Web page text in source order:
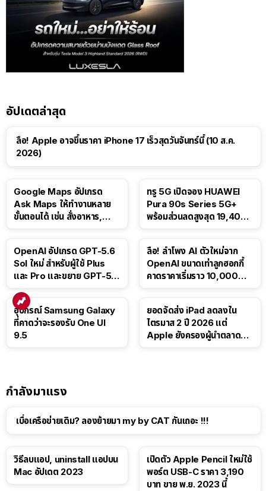
อัปเดตล่าสุด
ลือ! Apple อาจขึ้นราคา iPhone 17 เร็วสุดวันจันทร์นี้ (10 ส.ค.
2026)
Google Maps อัปเกรด
Ask Maps ให้ทำงานหลาย
ขั้นตอนได้ เช่น สั่งอาหาร,
ทรู 5G เปิดจอง HUAWEI
Pura 90s Series 5G+
พร้อมส่วนลดสูงสุด 19,400
OpenAI อัปเกรด GPT-5.6
Sol ใหม่ สำหรับผู้ใช้ Plus
และ Pro และขยาย GPT-5.6
ลือ! ลำโพง AI ตัวใหม่จาก
OpenAI ขนาดเท่าลูกฮอกกี้
คาดราคาเริ่มราว 10,000
อุปกรณ์ Samsung Galaxy
ที่คาดว่าจะรองรับ One UI
9.5
ยอดจัดส่ง iPad ลดลงใน
ไตรมาส 2 ปี 2026 แต่
Apple ยังครองผู้นำตลาด
กำลังมาแรง
เบื่อเครือข่ายเดิม? ลองย้ายมา my by CAT กันเถอะ !!!
วิธีลบแอป, uninstall แอปบน
Mac อัปเดต 2023
เปิดตัว Apple Pencil ใหม่ใช้
พอร์ต USB-C ราคา 3,190
บาท ขาย พ.ย. 2023 นี้